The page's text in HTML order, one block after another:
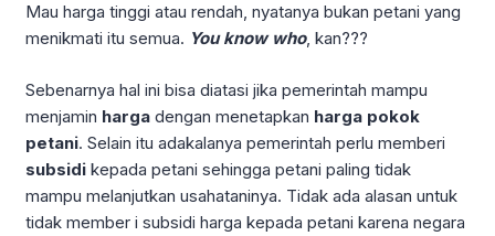
Mau harga tinggi atau rendah, nyatanya bukan petani yang
menikmati itu semua. You know who, kan???
Sebenarnya hal ini bisa diatasi jika pemerintah mampu
menjamin harga dengan menetapkan harga pokok
petani. Selain itu adakalanya pemerintah perlu memberi
subsidi kepada petani sehingga petani paling tidak
mampu melanjutkan usahataninya. Tidak ada alasan untuk
tidak member i subsidi harga kepada petani karena negara